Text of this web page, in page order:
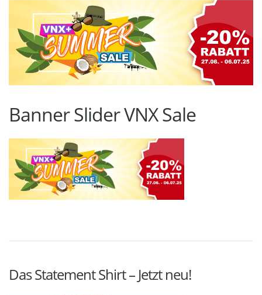
Banner Slider VNX Sale
Das Statement Shirt – Jetzt neu!